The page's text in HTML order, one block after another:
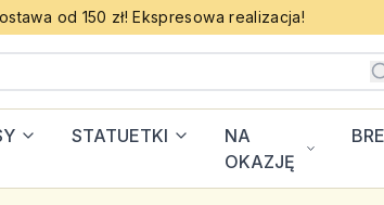
od 150 zł! Ekspresowa realizacja!
STATUETKI
NA
OKAZJĘ